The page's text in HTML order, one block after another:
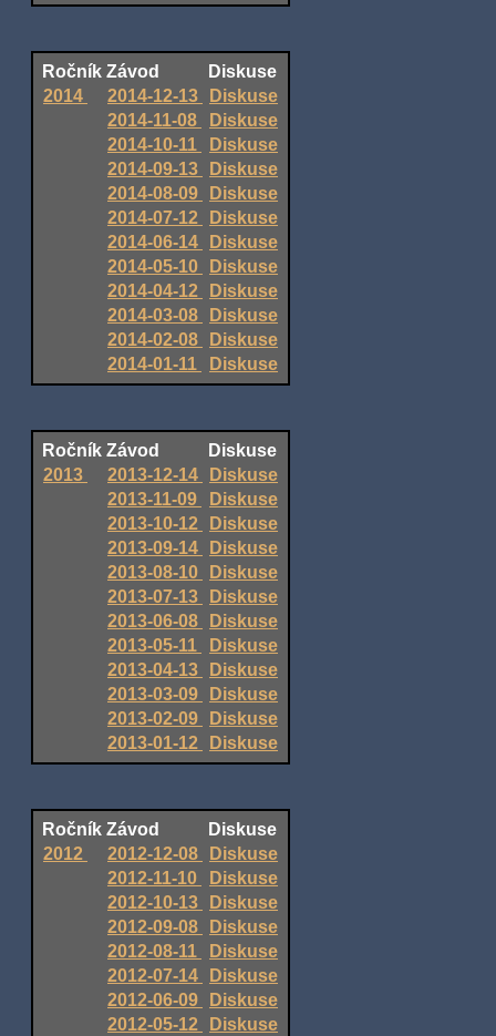
Ročník Závod
Diskuse
2014
2014-12-13
Diskuse
2014-11-08
Diskuse
2014-10-11
Diskuse
2014-09-13
Diskuse
2014-08-09
Diskuse
2014-07-12
Diskuse
2014-06-14
Diskuse
2014-05-10
Diskuse
2014-04-12
Diskuse
2014-03-08
Diskuse
2014-02-08
Diskuse
2014-01-11
Diskuse
Ročník Závod
Diskuse
2013
2013-12-14
Diskuse
2013-11-09
Diskuse
2013-10-12
Diskuse
2013-09-14
Diskuse
2013-08-10
Diskuse
2013-07-13
Diskuse
2013-06-08
Diskuse
2013-05-11
Diskuse
2013-04-13
Diskuse
2013-03-09
Diskuse
2013-02-09
Diskuse
2013-01-12
Diskuse
Ročník Závod
Diskuse
2012
2012-12-08
Diskuse
2012-11-10
Diskuse
2012-10-13
Diskuse
2012-09-08
Diskuse
2012-08-11
Diskuse
2012-07-14
Diskuse
2012-06-09
Diskuse
2012-05-12
Diskuse